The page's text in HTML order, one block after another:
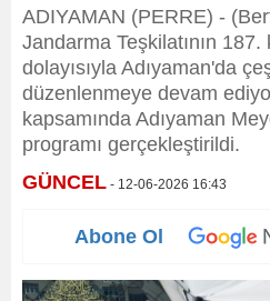
ADIYAMAN (PERRE) -
Jandarma Teşkilatının
dolayısıyla Adıyaman'da
düzenlenmeye devam
kapsamında Adıyaman
programı gerçekleştirildi.
GÜNCEL - 12-06-2026 16:43
Abone Ol